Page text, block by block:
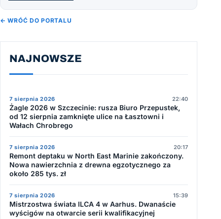
← WRÓĆ DO PORTALU
NAJNOWSZE
7 sierpnia 2026 22:40
Żagle 2026 w Szczecinie: rusza Biuro Przepustek,
od 12 sierpnia zamknięte ulice na Łasztowni i
Wałach Chrobrego
7 sierpnia 2026 20:17
Remont deptaku w North East Marinie zakończony.
Nowa nawierzchnia z drewna egzotycznego za
około 285 tys. zł
7 sierpnia 2026 15:39
Mistrzostwa świata ILCA 4 w Aarhus. Dwanaście
wyścigów na otwarcie serii kwalifikacyjnej